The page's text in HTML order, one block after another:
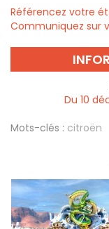
Référencez votre
Communiquez sur
Du 10
Mots-clés : citroën